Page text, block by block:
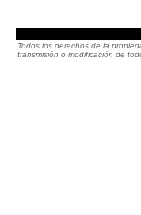
Todos los derechos de la
transmisión o modificación de